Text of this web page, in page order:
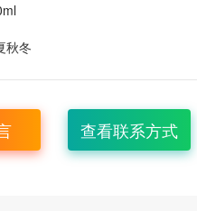
秋冬
查看联系方式